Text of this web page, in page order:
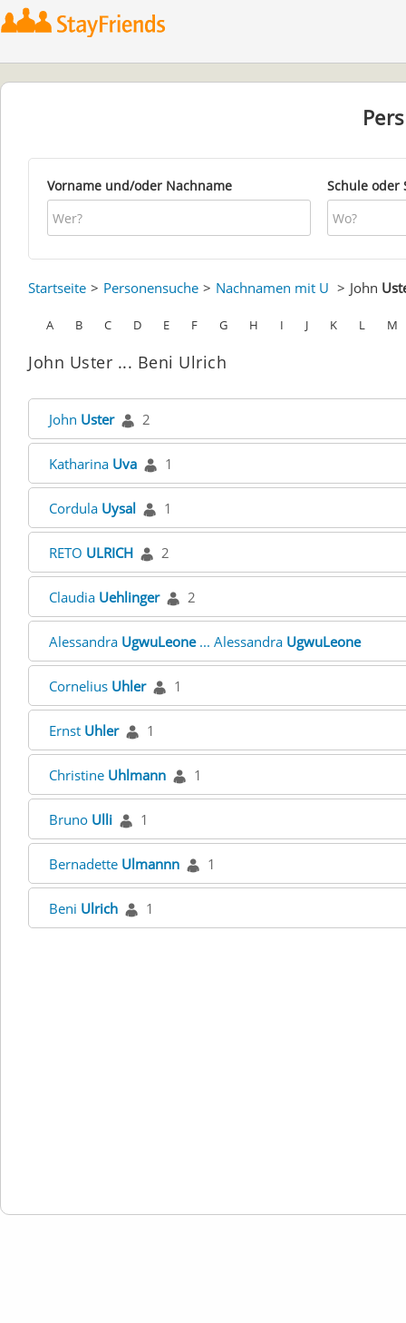
Vorname und/oder Nachname Schule oder
Startseite Personensuche Nachnamen mit U John
A B C D E F G H I J K L M
John Uster ... Beni Ulrich
John Uster 2
Katharina Uva 1
Cordula Uysal 1
RETO ULRICH 2
Claudia Uehlinger 2
Alessandra UgwuLeone... Alessandra UgwuLeone
Cornelius Uhler 1
Ernst Uhler 1
Christine Uhlmann 1
Bruno Ulli 1
Bernadette Ulmannn 1
Beni Ulrich 1